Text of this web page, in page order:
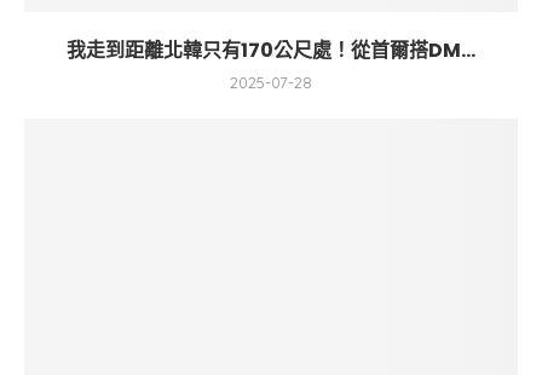
我走到距離北韓只有170公尺處！從首爾搭DM...
2025-07-28